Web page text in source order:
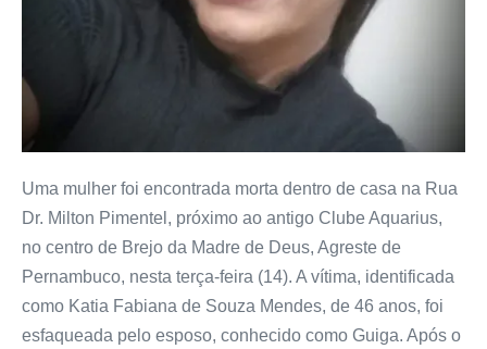
Uma mulher foi encontrada morta dentro de casa na Rua
Dr. Milton Pimentel, próximo ao antigo Clube Aquarius,
no centro de Brejo da Madre de Deus, Agreste de
Pernambuco, nesta terça-feira (14). A vítima, identificada
como Katia Fabiana de Souza Mendes, de 46 anos, foi
esfaqueada pelo esposo, conhecido como Guiga. Após o